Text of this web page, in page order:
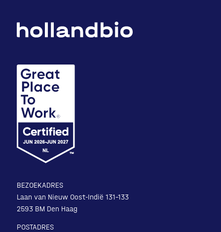
BEZOEKADRES
Laan van Nieuw Oost-Indië 131-133
2593 BM Den Haag
POSTADRES